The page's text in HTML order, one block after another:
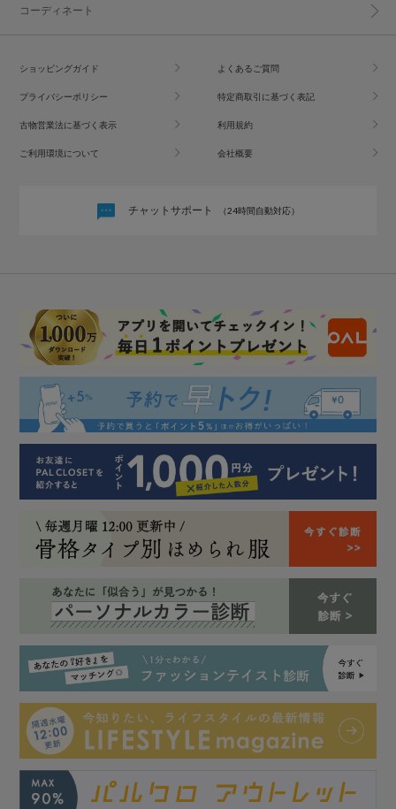
コーディネート
ショッピングガイド よくあるご質問
プライバシーポリシー 特定商取引に基づく表記
古物営業法に基づく表示 利用規約
ご利用環境について 会社概要
チャットサポート （24時間自動対応）